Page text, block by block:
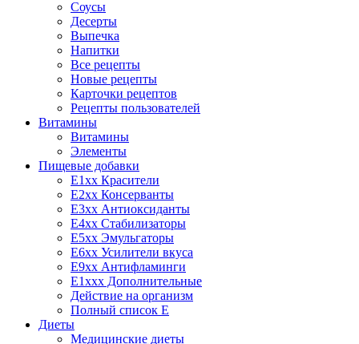
Соусы
Десерты
Выпечка
Напитки
Все рецепты
Новые рецепты
Карточки рецептов
Рецепты пользователей
Витамины
Витамины
Элементы
Пищевые добавки
E1xx Красители
E2xx Консерванты
E3xx Антиоксиданты
E4xx Стабилизаторы
E5xx Эмульгаторы
E6xx Усилители вкуса
E9xx Антифламинги
E1xxx Дополнительные
Действие на организм
Полный список E
Диеты
Медицинские диеты